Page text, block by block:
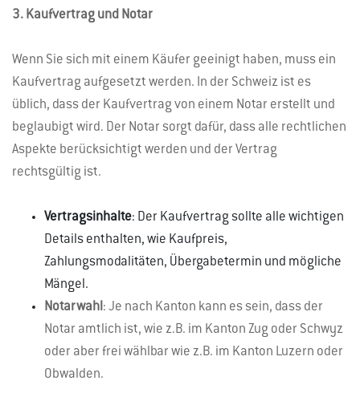
3. Kaufvertrag und Notar
Wenn Sie sich mit einem Käufer geeinigt haben, muss ein
Kaufvertrag aufgesetzt werden. In der Schweiz ist es
üblich, dass der Kaufvertrag von einem Notar erstellt und
beglaubigt wird. Der Notar sorgt dafür, dass alle rechtlichen
Aspekte berücksichtigt werden und der Vertrag
rechtsgültig ist.
Vertragsinhalte: Der Kaufvertrag sollte alle wichtigen
Details enthalten, wie Kaufpreis,
Zahlungsmodalitäten, Übergabetermin und mögliche
Mängel.
Notarwahl: Je nach Kanton kann es sein, dass der
Notar amtlich ist, wie z.B. im Kanton Zug oder Schwyz
oder aber frei wählbar wie z.B. im Kanton Luzern oder
Obwalden.